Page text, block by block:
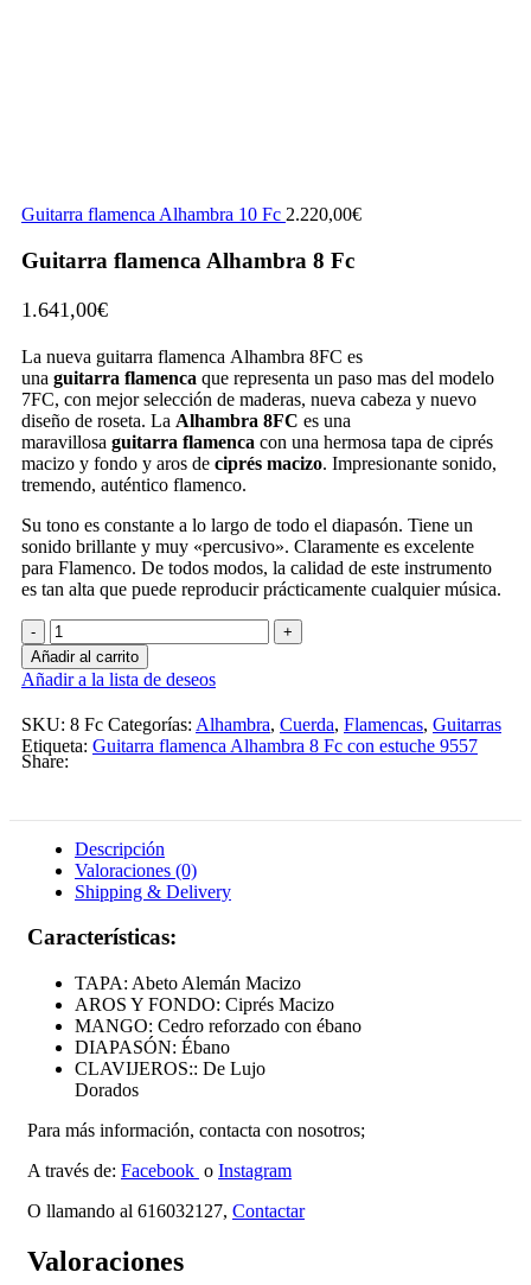
Guitarra flamenca Alhambra 10 Fc 2.220,00€
Guitarra flamenca Alhambra 8 Fc
1.641,00€
La nueva guitarra flamenca Alhambra 8FC es
una guitarra flamenca que representa un paso mas del modelo
7FC, con mejor selección de maderas, nueva cabeza y nuevo
diseño de roseta. La Alhambra 8FC es una
maravillosa guitarra flamenca con una hermosa tapa de ciprés
macizo y fondo y aros de ciprés macizo. Impresionante sonido,
tremendo, auténtico flamenco.
Su tono es constante a lo largo de todo el diapasón. Tiene un
sonido brillante y muy «percusivo». Claramente es excelente
para Flamenco. De todos modos, la calidad de este instrumento
es tan alta que puede reproducir prácticamente cualquier música.
Guitarra
flamenca
Alhambra
8
Fc
cantidad
Añadir al carrito
Añadir a la lista de deseos
SKU: 8 Fc Categorías: Alhambra, Cuerda, Flamencas, Guitarras
Etiqueta: Guitarra flamenca Alhambra 8 Fc con estuche 9557
Share:
Descripción
Valoraciones (0)
Shipping & Delivery
Características:
TAPA: Abeto Alemán Macizo
AROS Y FONDO: Ciprés Macizo
MANGO: Cedro reforzado con ébano
DIAPASÓN: Ébano
CLAVIJEROS:: De Lujo
Dorados
Para más información, contacta con nosotros;
A través de: Facebook o Instagram
O llamando al 616032127, Contactar
Valoraciones